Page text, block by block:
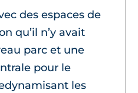
des espaces de
qu’il n’y avait
parc et une
pour le
les